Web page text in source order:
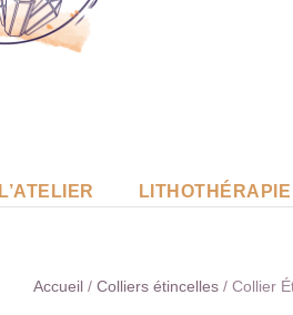
L’ATELIER LITHOTHÉRAPIE
Accueil /Colliers étincelles / Collier